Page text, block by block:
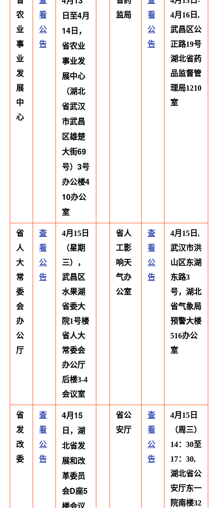
农
业
事
业
发
展
中
心
看
公
告
日至4月
14日，
省农业
事业发
展中心
（湖北
省武汉
市武昌
区雄楚
大街69
号）3号
办公楼4
10办公
室
监局
看
公
告
4月16日,
武昌区公
正路19号
湖北省药
品监督管
理局1210
室
省
人
大
常
委
会
办
公
厅
查
看
公
告
4月15日
（星期
三），
武昌区
水果湖
省委大
院1号楼
省人大
常委会
办公厅
后楼3-4
会议室
省人
工影
响天
气办
公室
查
看
公
告
4月15日,
武汉市洪
山区东湖
东路3
号，湖北
省气象局
预警大楼
516办公
室
省
发
改
委
查
看
公
告
4月15
日，湖
北省发
展和改
革委员
会D座5
楼会议
省公
安厅
查
看
公
告
4月15日
（周三）
14：30至
17：30,
湖北省公
安厅东一
院南楼32